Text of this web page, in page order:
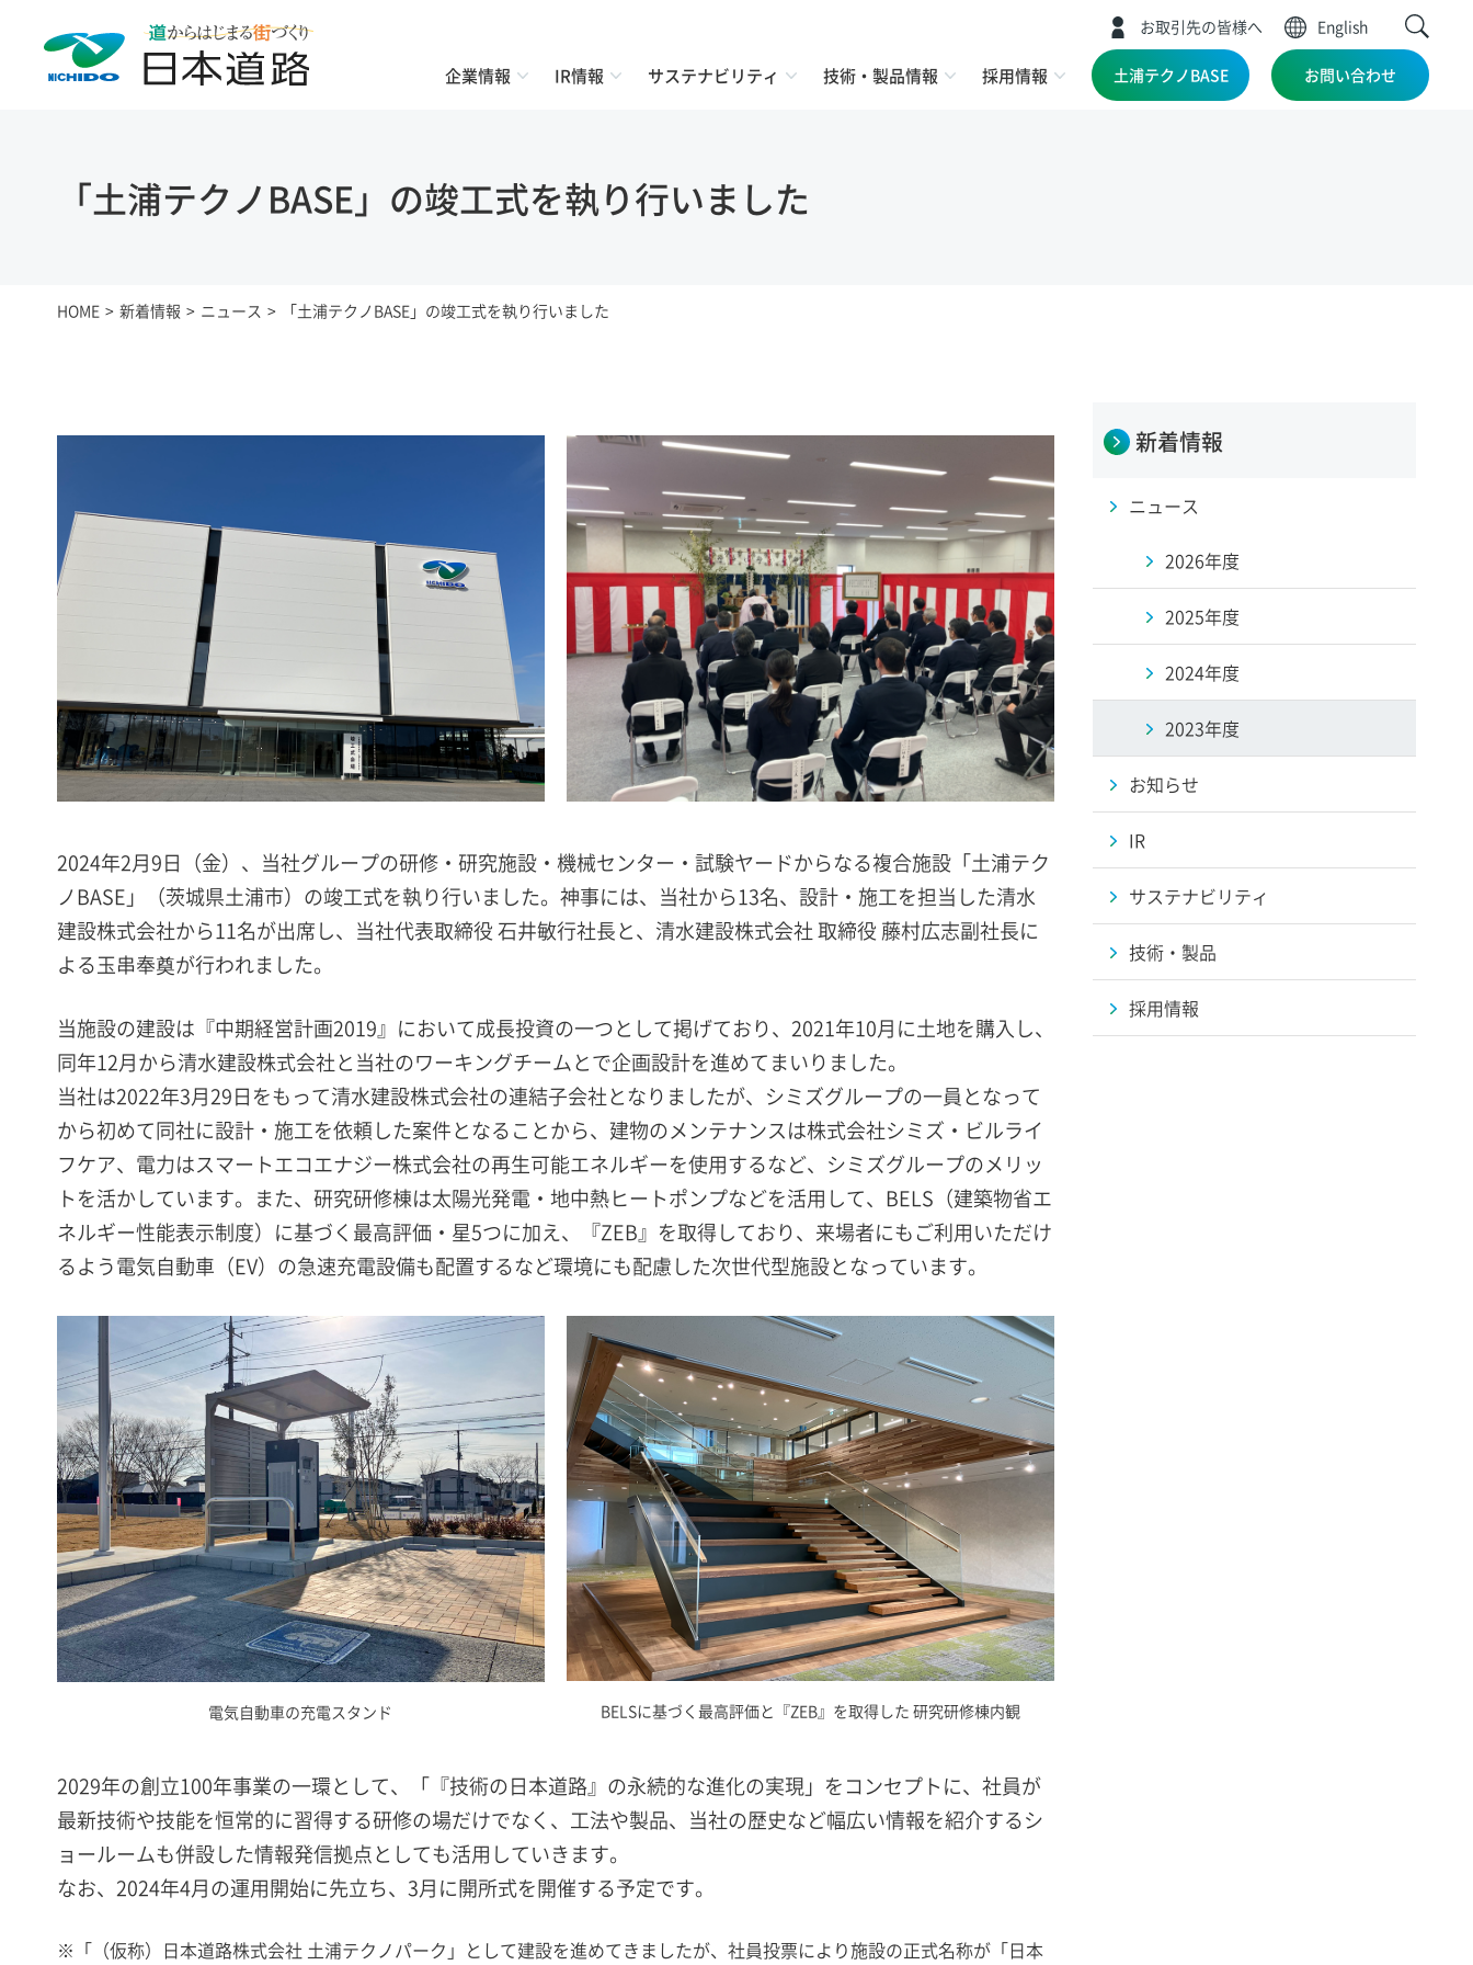
お取引先の皆様へ English
企業情報 IR情報 サステナビリティ 技術・製品情報 採用情報 土浦テクノBASE お問い合わせ
「土浦テクノBASE」の竣工式を執り行いました
HOME 新着情報 ニュース 「土浦テクノBASE」の竣工式を執り行いました
2024年2月9日（金）、当社グループの研修・研究施設・機械センター・試験ヤードからなる複合施設「土浦テク
ノBASE」（茨城県土浦市）の竣工式を執り行いました。神事には、当社から13名、設計・施工を担当した清水
建設株式会社から11名が出席し、当社代表取締役 石井敏行社長と、清水建設株式会社 取締役 藤村広志副社長に
よる玉串奉奠が行われました。
当施設の建設は『中期経営計画2019』において成長投資の一つとして掲げており、2021年10月に土地を購入し、
同年12月から清水建設株式会社と当社のワーキングチームとで企画設計を進めてまいりました。
当社は2022年3月29日をもって清水建設株式会社の連結子会社となりましたが、シミズグループの一員となって
から初めて同社に設計・施工を依頼した案件となることから、建物のメンテナンスは株式会社シミズ・ビルライ
フケア、電力はスマートエコエナジー株式会社の再生可能エネルギーを使用するなど、シミズグループのメリッ
トを活かしています。また、研究研修棟は太陽光発電・地中熱ヒートポンプなどを活用して、BELS（建築物省エ
ネルギー性能表示制度）に基づく最高評価・星5つに加え、『ZEB』を取得しており、来場者にもご利用いただけ
るよう電気自動車（EV）の急速充電設備も配置するなど環境にも配慮した次世代型施設となっています。
電気自動車の充電スタンド BELSに基づく最高評価と『ZEB』を取得した 研究研修棟内観
2029年の創立100年事業の一環として、「『技術の日本道路』の永続的な進化の実現」をコンセプトに、社員が
最新技術や技能を恒常的に習得する研修の場だけでなく、工法や製品、当社の歴史など幅広い情報を紹介するシ
ョールームも併設した情報発信拠点としても活用していきます。
なお、2024年4月の運用開始に先立ち、3月に開所式を開催する予定です。
※ 「（仮称）日本道路株式会社 土浦テクノパーク」として建設を進めてきましたが、社員投票により施設の正式名称が「日本
新着情報
ニュース
2026年度
2025年度
2024年度
2023年度
お知らせ
IR
サステナビリティ
技術・製品
採用情報